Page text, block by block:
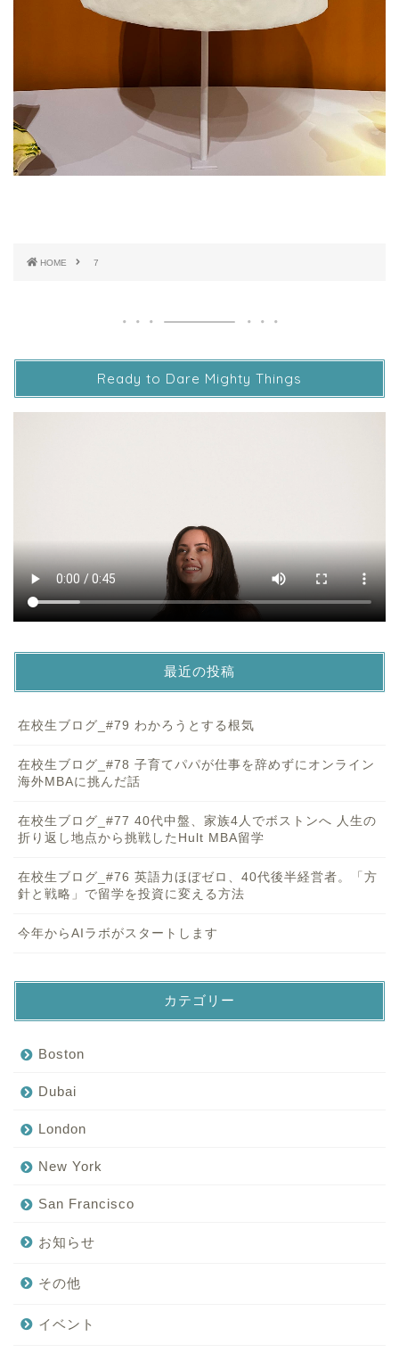
HOME 7
Ready to Dare Mighty Things
最近の投稿
在校生ブログ_#79 わかろうとする根気
在校生ブログ_#78 子育てパパが仕事を辞めずにオンライン
海外MBAに挑んだ話
在校生ブログ_#77 40代中盤、家族4人でボストンへ 人生の
折り返し地点から挑戦したHult MBA留学
在校生ブログ_#76 英語力ほぼゼロ、40代後半経営者。「方
針と戦略」で留学を投資に変える方法
今年からAIラボがスタートします
カテゴリー
Boston
Dubai
London
New York
San Francisco
お知らせ
その他
イベント